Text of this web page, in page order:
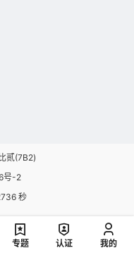
贰(7B2)
号-2
秒
专题 认证 我的